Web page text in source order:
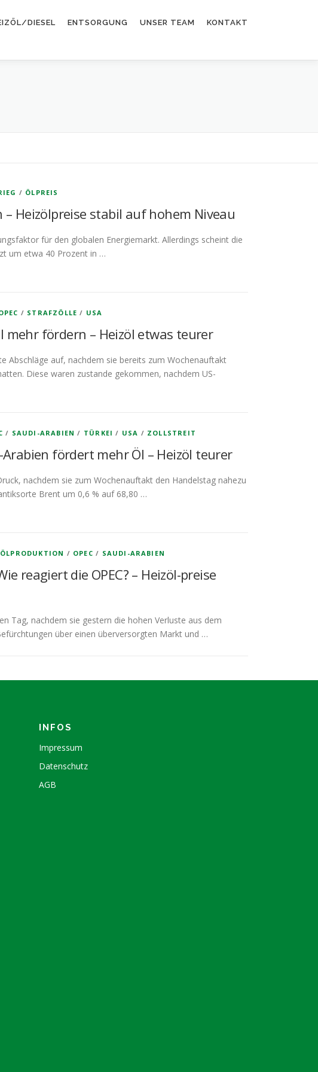
DIESEL ENTSORGUNG UNSER TEAM KONTAKT
/ ÖLPREIS
Heizölpreise stabil auf hohem Niveau
für den globalen Energiemarkt. Allerdings scheint die
um etwa 40 Prozent in …
/ STRAFZÖLLE / USA
mehr fördern – Heizöl etwas teurer
Abschläge auf, nachdem sie bereits zum Wochenauftakt
Diese waren zustande gekommen, nachdem US-
/ SAUDI-ARABIEN / TÜRKEI / USA / ZOLLSTREIT
fördert mehr Öl – Heizöl teurer
nachdem sie zum Wochenauftakt den Handelstag nahezu
Brent um 0,6 % auf 68,80 …
ÖLPRODUKTION / OPEC / SAUDI-ARABIEN
reagiert die OPEC? – Heizöl-preise
Tag, nachdem sie gestern die hohen Verluste aus dem
über einen überversorgten Markt und …
INFOS
Impressum
Datenschutz
AGB